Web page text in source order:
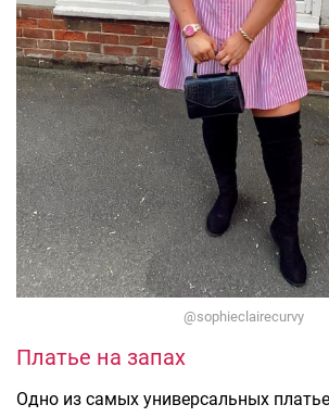
@sophieclairecurvy
Платье на запах
Одно из самых универсальных